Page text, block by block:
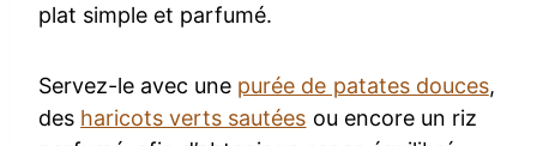
plat simple et parfumé.
Servez-le avec une purée de patates douces,
des haricots verts sautées ou encore un riz